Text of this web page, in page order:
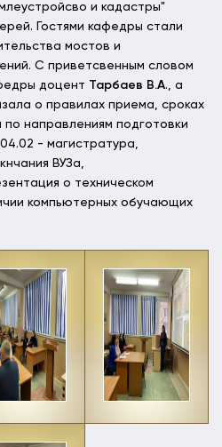
и кадастры"
Гостями кафедры стали
мостов и
С приветсвенным словом
доцент Тарбаев В.А., а
о правилах приема, сроках
направлениям подготовки
- магистратура,
ВУЗа,
о техническом
компьютерных обучающих